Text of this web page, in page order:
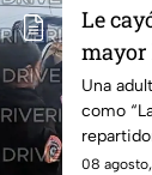
Le
mayor
Una
como
08